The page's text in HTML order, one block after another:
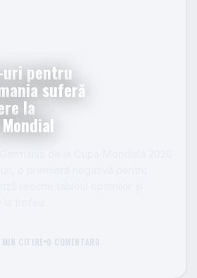
pentru
suferă
la
CITIRE 0 COMENTARII